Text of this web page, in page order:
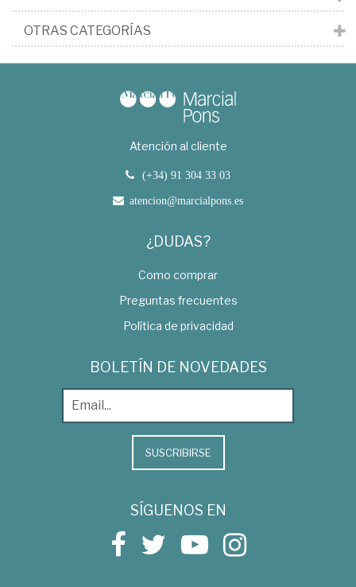
OTRAS CATEGORÍAS
Atención al cliente
(+34) 91 304 33 03
atencion@marcialpons.es
¿DUDAS?
Como comprar
Preguntas frecuentes
Política de privacidad
BOLETÍN DE NOVEDADES
SUSCRIBIRSE
SÍGUENOS EN